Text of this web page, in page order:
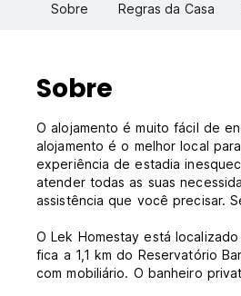
Sobre Regras da Casa
Sobre
O alojamento é muito fácil de
alojamento é o melhor local
experiência de estadia
atender todas as suas
assistência que você precisar.
O Lek Homestay está
fica a 1,1 km do Reservatório
com mobiliário. O banheiro